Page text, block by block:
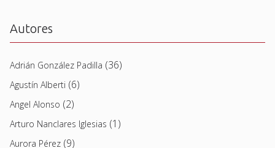
Autores
Adrián González Padilla (36)
Agustín Alberti (6)
Angel Alonso (2)
Arturo Nanclares Iglesias (1)
Aurora Pérez (9)